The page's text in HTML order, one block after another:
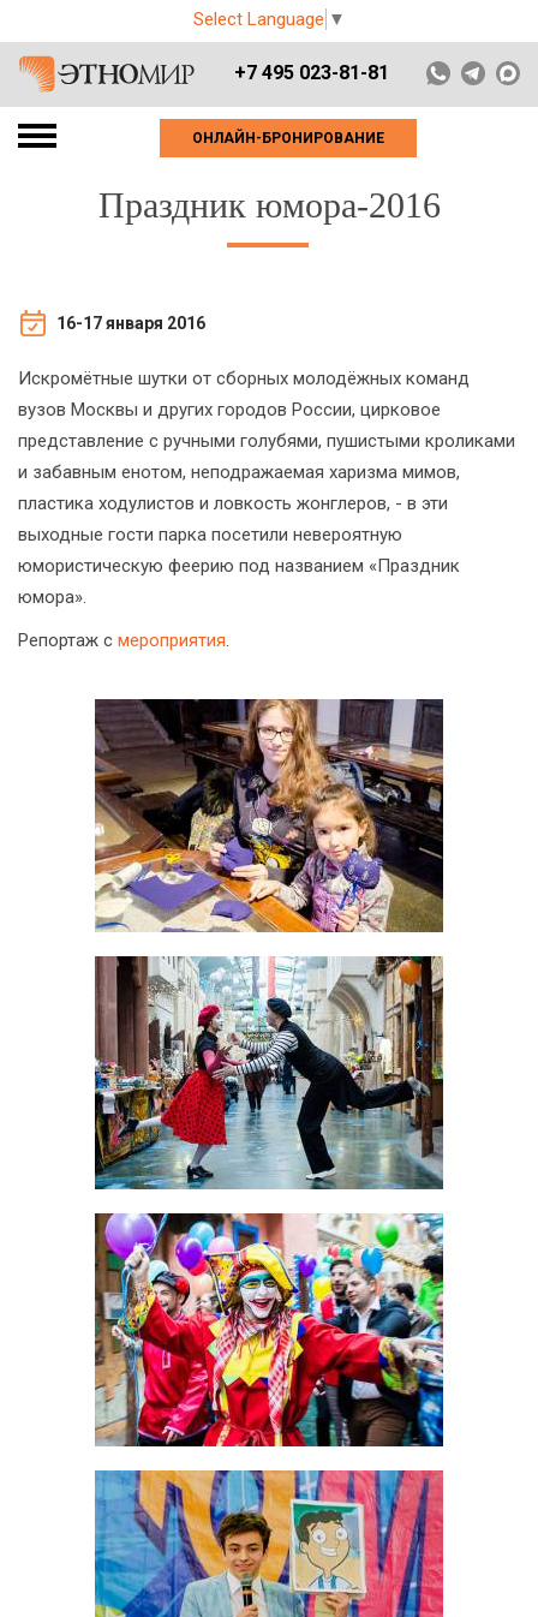
Select Language ▼
+7 495 023-81-81
ОНЛАЙН-БРОНИРОВАНИЕ
Праздник юмора-2016
16-17 января 2016
Искромётные шутки от сборных молодёжных команд
вузов Москвы и других городов России, цирковое
представление с ручными голубями, пушистыми кроликами
и забавным енотом, неподражаемая харизма мимов,
пластика ходулистов и ловкость жонглеров, - в эти
выходные гости парка посетили невероятную
юмористическую феерию под названием «Праздник
юмора».
Репортаж с мероприятия.